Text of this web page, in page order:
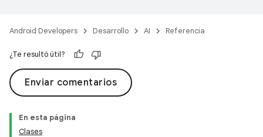
Android Developers Desarrollo AI Referencia
¿Te resultó útil?
Enviar comentarios
En esta página
Clases